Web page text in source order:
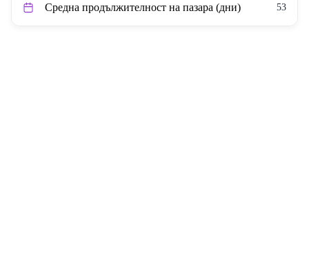
Средна продължителност на пазара (дни) 53